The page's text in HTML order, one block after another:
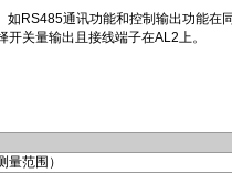
RS485通讯功能和控制输出功能在
关量输出且接线端子在AL2上。
量范围）